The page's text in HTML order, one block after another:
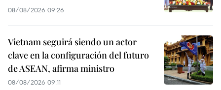
08/08/2026 09:26
Vietnam seguirá siendo un actor
clave en la configuración del futuro
de ASEAN, afirma ministro
08/08/2026 09:11